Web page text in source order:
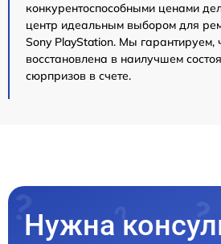
конкурентоспособными ценами
центр идеальным выбором для
Sony PlayStation. Мы гарантируем,
восстановлена в наилучшем
сюрпризов в счете.
Нужна